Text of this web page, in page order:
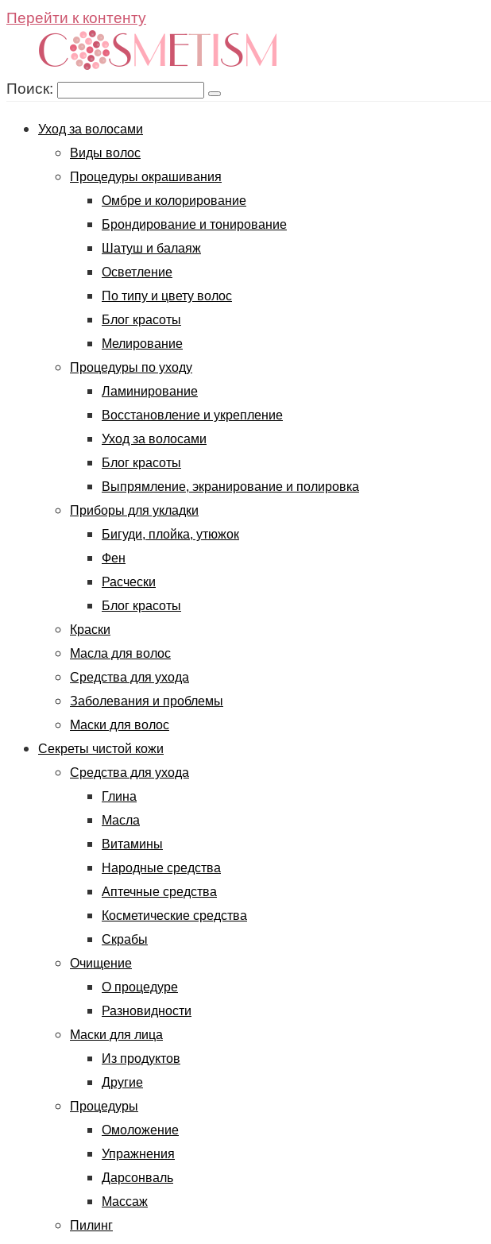
Перейти к контенту
Поиск:
Уход за волосами
Виды волос
Процедуры окрашивания
Омбре и колорирование
Брондирование и тонирование
Шатуш и балаяж
Осветление
По типу и цвету волос
Блог красоты
Мелирование
Процедуры по уходу
Ламинирование
Восстановление и укрепление
Уход за волосами
Блог красоты
Выпрямление, экранирование и полировка
Приборы для укладки
Бигуди, плойка, утюжок
Фен
Расчески
Блог красоты
Краски
Масла для волос
Средства для ухода
Заболевания и проблемы
Маски для волос
Секреты чистой кожи
Средства для ухода
Глина
Масла
Витамины
Народные средства
Аптечные средства
Косметические средства
Скрабы
Очищение
О процедуре
Разновидности
Маски для лица
Из продуктов
Другие
Процедуры
Омоложение
Упражнения
Дарсонваль
Массаж
Пилинг